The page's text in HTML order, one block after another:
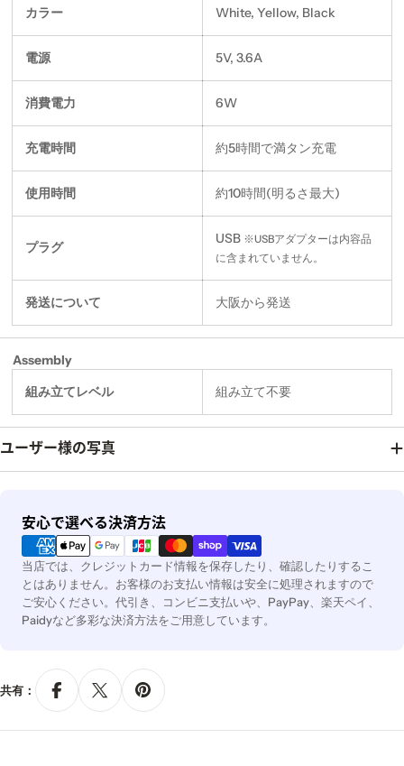
カラー White, Yellow, Black
電源 5V, 3.6A
消費電力 6W
充電時間 約5時間で満タン充電
使用時間 約10時間(明るさ最大)
プラグ
USB ※USBアダプターは内容品
に含まれていません。
発送について 大阪から発送
Assembly
組み立てレベル
組み立て不要
ユーザー様の写真
安心で選べる決済方法
決
済
方
法
当店では、クレジットカード情報を保存したり、確認したりするこ
とはありません。お客様のお支払い情報は安全に処理されますので
ご安心ください。代引き、コンビニ支払いや、PayPay、楽天ペイ、
Paidyなど多彩な決済方法をご用意しています。
共有：